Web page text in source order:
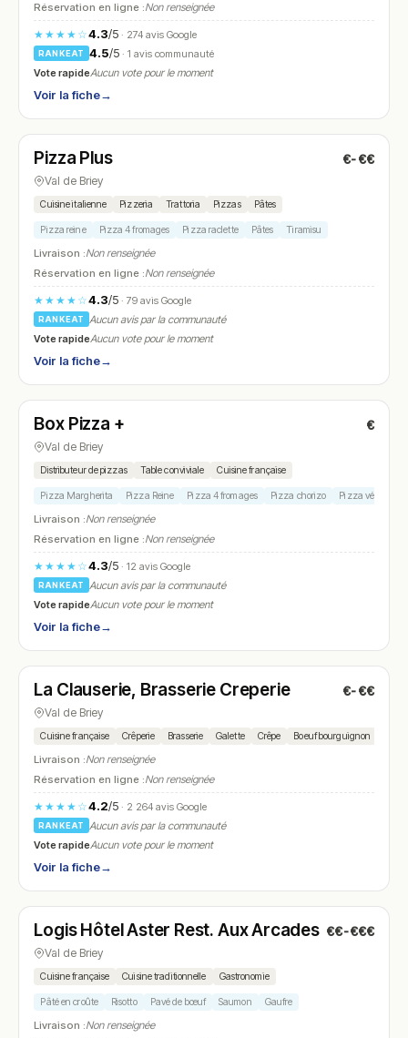
Réservation en ligne :Non renseignée
★★★★☆4.3/5· 274 avis Google
RANKEAT 4.5/5 · 1 avis communauté
Vote rapideAucun vote pour le moment
Voir la fiche→
N° 13
Pizza Plus €-€€
Val de Briey
Cuisine italienne Pizzeria Trattoria Pizzas Pâtes
Pizza reine Pizza 4 fromages Pizza raclette Pâtes Tiramisu
Livraison :Non renseignée
Réservation en ligne :Non renseignée
★★★★☆4.3/5· 79 avis Google
RANKEAT
Aucun avis par la communauté
Vote rapideAucun vote pour le moment
Voir la fiche→
N° 14
Box Pizza + €
Val de Briey
Distributeur de pizzas Table conviviale Cuisine française
Pizza Margherita Pizza Reine Pizza 4 fromages Pizza chorizo Pizza
Livraison :Non renseignée
Réservation en ligne :Non renseignée
★★★★☆4.3/5· 12 avis Google
RANKEAT
Aucun avis par la communauté
Vote rapideAucun vote pour le moment
Voir la fiche→
N° 15
La Clauserie, Brasserie Creperie €-€€
Val de Briey
Cuisine française Crêperie Brasserie Galette Crêpe Boeuf bourguignon
Livraison :Non renseignée
Réservation en ligne :Non renseignée
★★★★☆4.2/5· 2 264 avis Google
RANKEAT
Aucun avis par la communauté
Vote rapideAucun vote pour le moment
Voir la fiche→
N° 16
Logis Hôtel Aster Rest. Aux Arcades €€-€€€
Val de Briey
Cuisine française Cuisine traditionnelle Gastronomie
Pâté en croûte Risotto Pavé de bœuf Saumon Gaufre
Livraison :Non renseignée